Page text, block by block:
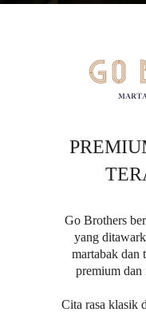
Go Brothers
yang
martabak dan
premium dan
Cita rasa klasik